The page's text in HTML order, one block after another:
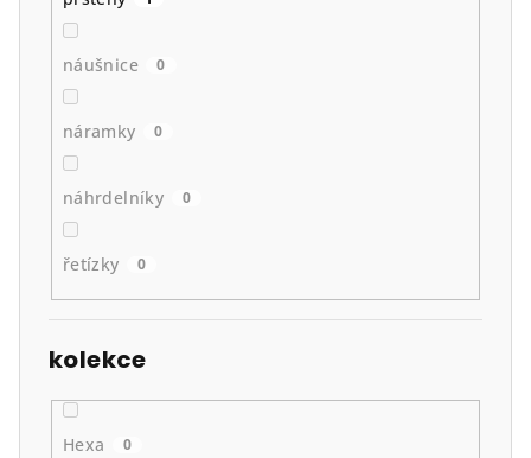
náušnice 0
náramky 0
náhrdelníky 0
řetízky 0
kolekce
Hexa 0